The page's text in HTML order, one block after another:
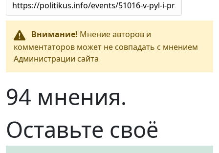
Внимание! Мнение авторов и
комментаторов может не совпадать с мнением
Администрации сайта
94 мнения.
Оставьте своё